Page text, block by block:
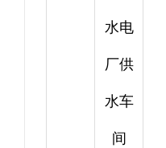
水电
厂供
水车
间